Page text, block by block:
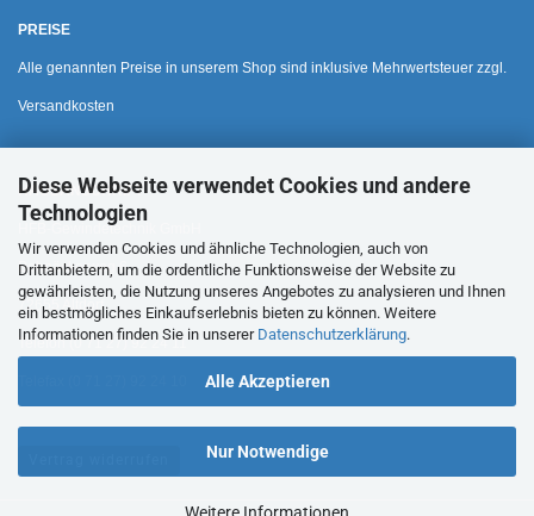
Diese Webseite verwendet Cookies und andere
Technologien
Wir verwenden Cookies und ähnliche Technologien, auch von
Drittanbietern, um die ordentliche Funktionsweise der Website zu
gewährleisten, die Nutzung unseres Angebotes zu analysieren und Ihnen
ein bestmögliches Einkaufserlebnis bieten zu können. Weitere
Informationen finden Sie in unserer Datenschutzerklärung.
Alle Akzeptieren
Nur Notwendige
PREISE
Alle genannten Preise in unserem Shop sind inklusive Mehrwertsteuer zzgl.
Versandkosten
HAUSANSCHRIFT
HFB-Gewindetechnik GmbH
Bohnäckerweg 6
72655 Altdorf
Telefon (0 71 27) 92 24 11